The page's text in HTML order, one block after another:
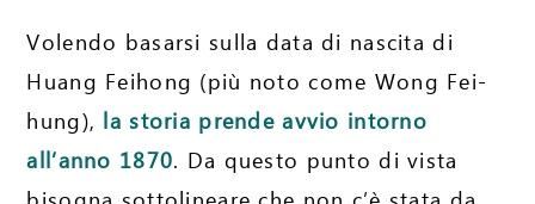
Volendo basarsi sulla data di nascita di
Huang Feihong (più noto come Wong Fei-
hung), la storia prende avvio intorno
all’anno 1870. Da questo punto di vista